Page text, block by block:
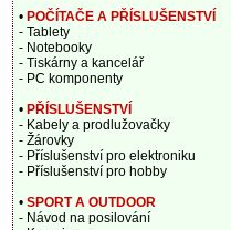
• POČÍTAČE A PŘÍSLUŠENSTVÍ
- Tablety
- Notebooky
- Tiskárny a kancelář
- PC komponenty
• PŘÍSLUŠENSTVÍ
- Kabely a prodlužovačky
- Žárovky
- Příslušenství pro elektroniku
- Příslušenství pro hobby
• SPORT A OUTDOOR
- Návod na posilování